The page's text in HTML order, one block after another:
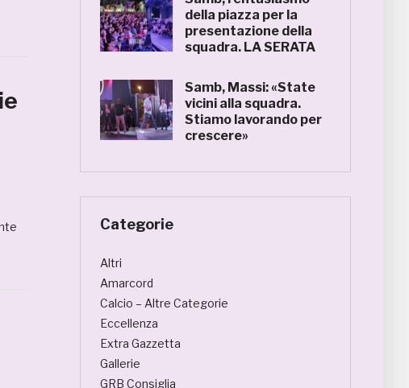
della piazza per la
presentazione della
squadra. LA SERATA
Samb, Massi: «State
vicini alla squadra.
Stiamo lavorando per
crescere»
Categorie
Altri
Amarcord
Calcio – Altre Categorie
Eccellenza
Extra Gazzetta
Gallerie
GRB Consiglia